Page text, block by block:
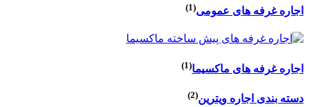
اجاره غرفه های عمومی(1)
اجاره غرفه های ماکسیما(1)
دسته بندی اجاره ویترین(2)